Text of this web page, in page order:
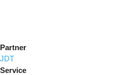
Partner
JDT
Service